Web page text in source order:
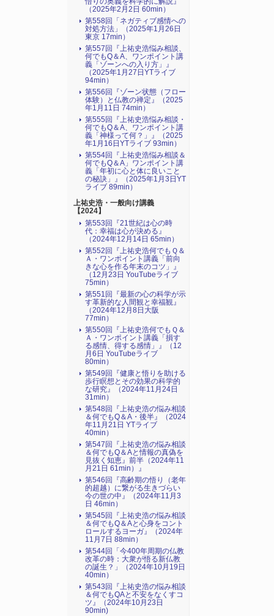
（2025年2月2日 60min）
第558回「ネガティブ感情への
対処方法」（2025年1月26日
東京 17min）
第557回『上祐史浩悩み相談、
何でもQ＆A、ワンポイント講
義「ゾーンへの入り方」』
（2025年1月27日YTライブ
94min）
第556回『ゾーン状態（フロー
体験）と仏教の禅定』（2025
年1月11日 74min）
第555回『上祐史浩悩み相談・
何でもQ＆A、ワンポイント講
義「神様って何？」』（2025
年1月16日YTライブ 93min）
第554回『上祐史浩悩み相談＆
何でもQ＆A」ワンポイント講
義「年初に心と体に良いこと
の秘訣」』（2025年1月3日YT
ライブ 89min）
上祐史浩・一般向け講義
【2024】
第553回『21世紀は心の時
代：幸福は心が決める』
（2024年12月14日 65min）
第552回『上祐史浩何でもＱ＆
Ａ・ワンポイント講義「前向
きな心を作る年末のコツ」』
（12月23日 YouTubeライブ
75min）
第551回『最新の心の科学が示
す革新的な人間観と幸福観』
（2024年12月8日大阪
77min）
第550回『上祐史浩何でもＱ＆
Ａ・ワンポイント講義「損す
る感情、得する感情」』（12
月6日 YouTubeライブ
80min）
第549回『健康と悟りを助ける
歩行瞑想とその効果の科学的
な研究』（2024年11月24日
31min）
第548回『上祐史浩の悩み相談
＆何でもQ＆A・後半』（2024
年11月21日 YTライブ
40min）
第547回『上祐史浩の悩み相談
＆何でもQ＆Aと情報の真偽を
見抜く知恵』前半（2024年11
月21日 61min）』
第546回『高齢期の悟り（老年
的超越）に繋がる生きづらい
今の世の中』（2024年11月3
日 46min）
第545回『上祐史浩の悩み相談
＆何でもQ＆Aと心身をコント
ロールするヨーガ』（2024年
11月7日 88min）
第544回「今400年周期の仏教
改革の時：大衆が悟る新仏教
の誕生？」（2024年10月19日
40min）
第543回『上祐史浩の悩み相談
＆何でもQAと不安をなくすコ
ツ』（2024年10月23日
90min)